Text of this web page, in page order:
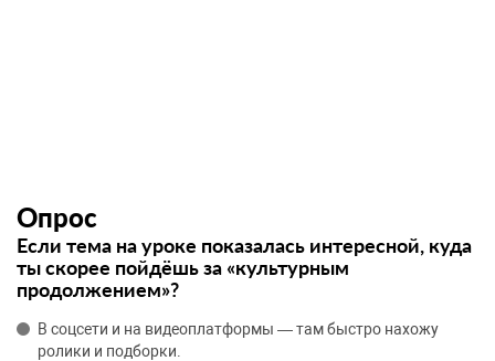
Опрос
Если тема на уроке показалась интересной, куда
ты скорее пойдёшь за «культурным
продолжением»?
В соцсети и на видеоплатформы — там быстро нахожу
ролики и подборки.